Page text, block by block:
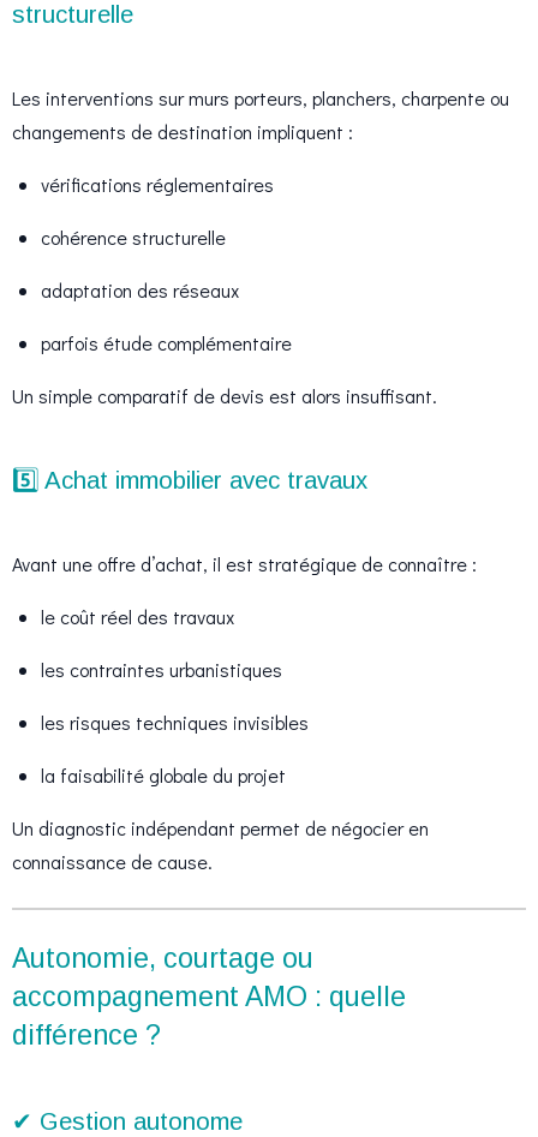
structurelle
Les interventions sur murs porteurs, planchers, charpente ou
changements de destination impliquent :
vérifications réglementaires
cohérence structurelle
adaptation des réseaux
parfois étude complémentaire
Un simple comparatif de devis est alors insuffisant.
5️⃣ Achat immobilier avec travaux
Avant une offre d’achat, il est stratégique de connaître :
le coût réel des travaux
les contraintes urbanistiques
les risques techniques invisibles
la faisabilité globale du projet
Un diagnostic indépendant permet de négocier en
connaissance de cause.
Autonomie, courtage ou
accompagnement AMO : quelle
différence ?
✔ Gestion autonome